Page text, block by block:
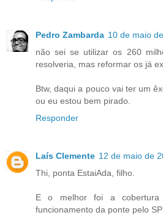
Pedro Zambarda 10 de maio
não sei se utilizar os 260
resolveria, mas reformar os já
Btw, daqui a pouco vai ter um
ou eu estou bem pirado.
Responder
Laís Clemente 12 de maio de
Thi, ponta EstaiAda, filho.
E o melhor foi a
funcionamento da ponte pelo SP